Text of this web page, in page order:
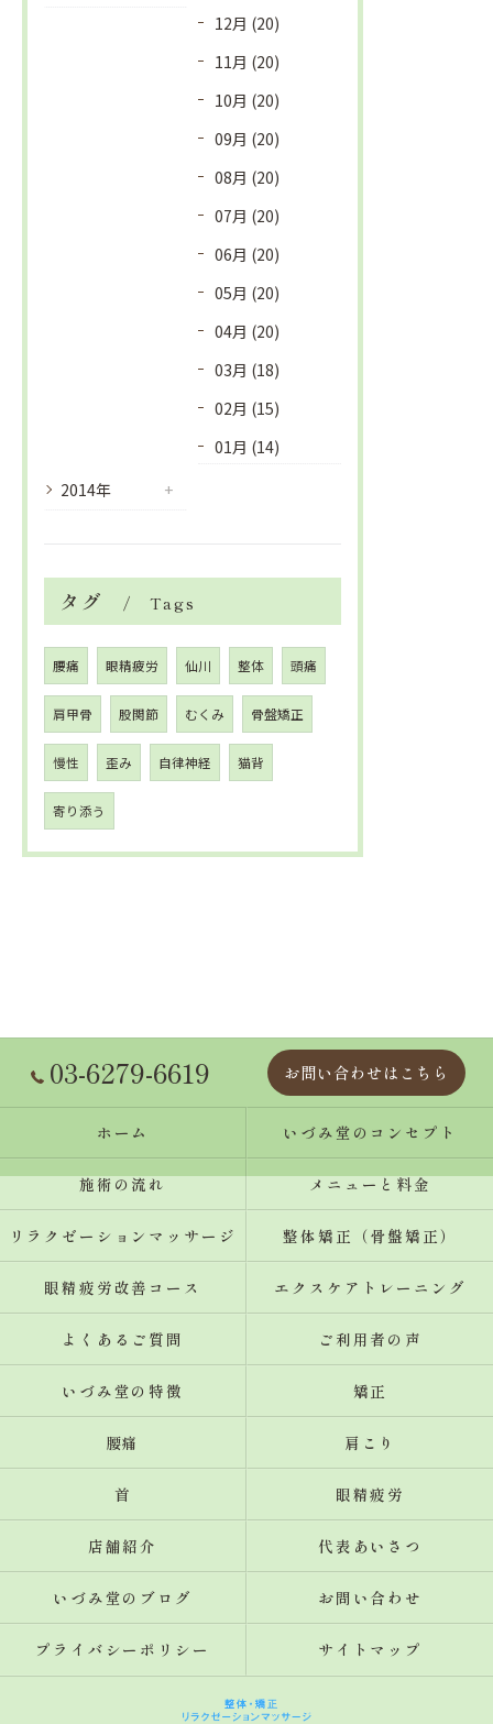
12月 (20)
11月 (20)
10月 (20)
09月 (20)
08月 (20)
07月 (20)
06月 (20)
05月 (20)
04月 (20)
03月 (18)
02月 (15)
01月 (14)
2014年
タグ Tags
腰痛 眼精疲労 仙川 整体 頭痛
肩甲骨 股関節 むくみ 骨盤矯正
慢性 歪み 自律神経 猫背
寄り添う
03-6279-6619 お問い合わせはこちら
ホーム いづみ堂のコンセプト
施術の流れ メニューと料金
リラクゼーションマッサージ 整体矯正（骨盤矯正）
眼精疲労改善コース エクスケアトレーニング
よくあるご質問 ご利用者の声
いづみ堂の特徴 矯正
腰痛 肩こり
首 眼精疲労
店舗紹介 代表あいさつ
いづみ堂のブログ お問い合わせ
プライバシーポリシー サイトマップ